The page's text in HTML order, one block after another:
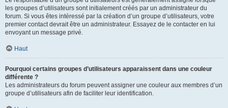
les groupes d’utilisateurs sont initialement créés par un administrateur du
forum. Si vous êtes intéressé par la création d’un groupe d’utilisateurs, votre
premier contact devrait être un administrateur. Essayez de le contacter en lui
envoyant un message privé.
Haut
Pourquoi certains groupes d’utilisateurs apparaissent dans une couleur
différente ?
Les administrateurs du forum peuvent assigner une couleur aux membres d’un
groupe d’utilisateurs afin de faciliter leur identification.